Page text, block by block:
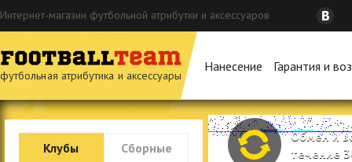
Интернет-магазин футбольной атрибутки и аксессуаров
футбольная атрибутика и аксессуары
Нанесение Гарантия и
Обмен и
течение
Клубы Сборные